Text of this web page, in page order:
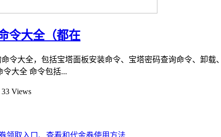
令大全（都在
令大全，包括宝塔面板安装命令、宝塔密码查询命令、卸载
令大全 命令包括...
33 Views
领取入口、查看和代金券使用方法